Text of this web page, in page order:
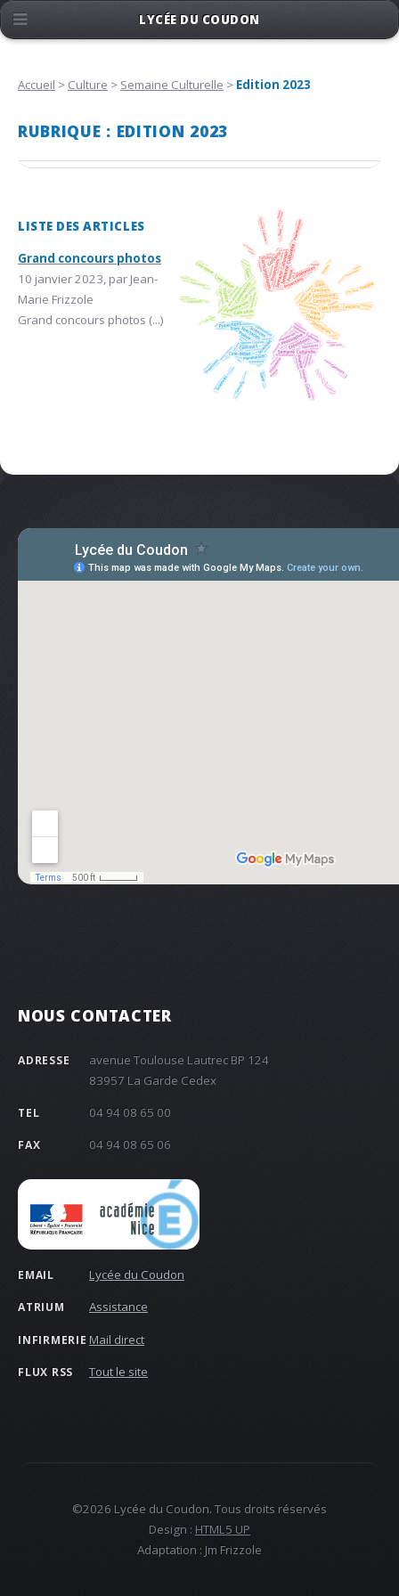
Accueil > Culture > Semaine Culturelle > Edition 2023
RUBRIQUE : EDITION 2023
LISTE DES ARTICLES
Grand concours photos
10 janvier 2023, par Jean-
Marie Frizzole
Grand concours photos (...)
NOUS CONTACTER
ADRESSE
avenue Toulouse Lautrec BP 124
83957 La Garde Cedex
TEL 04 94 08 65 00
FAX 04 94 08 65 06
EMAIL Lycée du Coudon
ATRIUM Assistance
INFIRMERIE Mail direct
FLUX RSS Tout le site
©2026 Lycée du Coudon. Tous droits réservés
Design : HTML5 UP
Adaptation : Jm Frizzole
LYCÉE DU COUDON